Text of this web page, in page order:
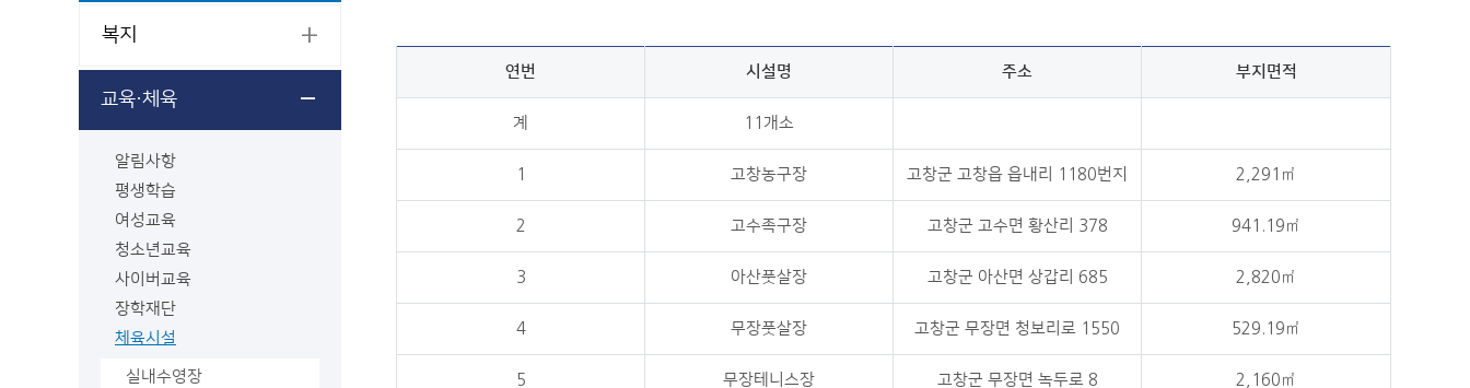
복지
교육·체육
알림사항
평생학습
여성교육
청소년교육
사이버교육
장학재단
체육시설
실내수영장
연번 시설명 주소 부지면적
계 11개소
1 고창농구장 고창군 고창읍 읍내리 1180번지 2,291㎡
2 고수족구장 고창군 고수면 황산리 378 941.19㎡
3 아산풋살장 고창군 아산면 상갑리 685 2,820㎡
4 무장풋살장 고창군 무장면 청보리로 1550 529.19㎡
5 무장테니스장 고창군 무장면 녹두로 8 2,160㎡